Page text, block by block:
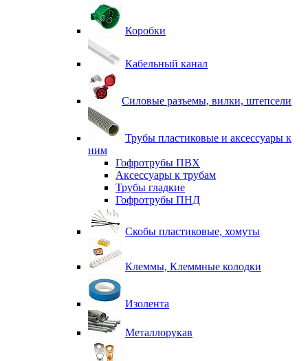
Коробки
Кабельный канал
Силовые разъемы, вилки, штепсели
Трубы пластиковые и аксессуары к
ним
Гофротрубы ПВХ
Аксессуары к трубам
Трубы гладкие
Гофротрубы ПНД
Скобы пластиковые, хомуты
Клеммы, Клеммные колодки
Изолента
Металлорукав